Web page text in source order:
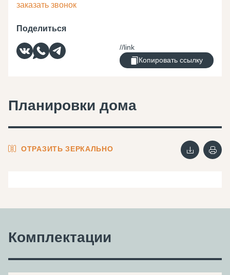
заказать звонок
Поделиться
Копировать ссылку
Планировки дома
ОТРАЗИТЬ ЗЕРКАЛЬНО
Комплектации